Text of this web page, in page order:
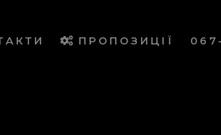
ПРОПОЗИЦІЇ